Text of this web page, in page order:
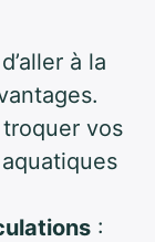
à la
vos
: